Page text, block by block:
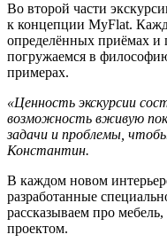
Во второй части
к концепции MyFlat.
определённых приёмах
погружаемся в
примерах.
«Ценность экскурсии
возможность вживую
задачи и проблемы,
Константин.
В каждом новом
разработанные
рассказываем про
проектом.